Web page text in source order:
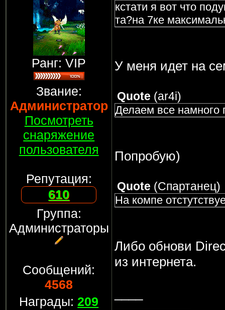
Ранг: VIP
Звание:
Администратор
Посмотреть
снаряжение
пользователя
Репутация:
610
Группа:
Администраторы
Сообщений:
4568
Награды:209
кстати я вот что
та?на 7ке
У меня идет на
Quote (ar4i)
Делаем все намного
Попробую)
Quote (Спартанец)
На компе
Либо обнови
из интернета.